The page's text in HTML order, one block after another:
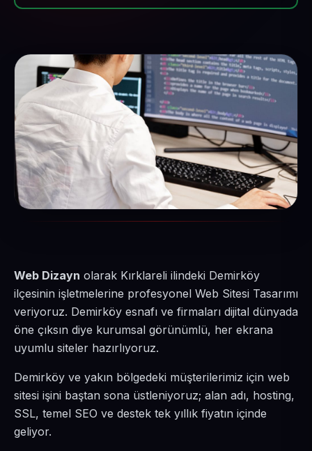
Web Dizayn olarak Kırklareli ilindeki Demirköy
ilçesinin işletmelerine profesyonel Web Sitesi Tasarımı
veriyoruz. Demirköy esnafı ve firmaları dijital dünyada
öne çıksın diye kurumsal görünümlü, her ekrana
uyumlu siteler hazırlıyoruz.
Demirköy ve yakın bölgedeki müşterilerimiz için web
sitesi işini baştan sona üstleniyoruz; alan adı, hosting,
SSL, temel SEO ve destek tek yıllık fiyatın içinde
geliyor.